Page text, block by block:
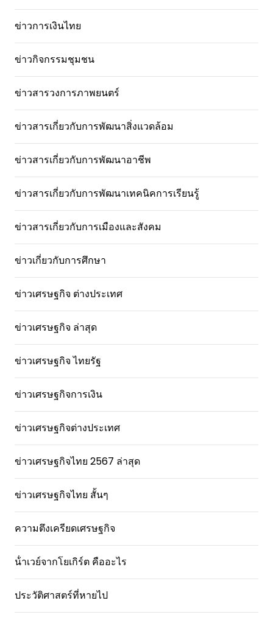
ข่าวการเงินไทย
ข่าวกิจกรรมชุมชน
ข่าวสารวงการภาพยนตร์
ข่าวสารเกี่ยวกับการพัฒนาสิ่งแวดล้อม
ข่าวสารเกี่ยวกับการพัฒนาอาชีพ
ข่าวสารเกี่ยวกับการพัฒนาเทคนิคการเรียนรู้
ข่าวสารเกี่ยวกับการเมืองและสังคม
ข่าวเกี่ยวกับการศึกษา
ข่าวเศรษฐกิจ ต่างประเทศ
ข่าวเศรษฐกิจ ล่าสุด
ข่าวเศรษฐกิจ ไทยรัฐ
ข่าวเศรษฐกิจการเงิน
ข่าวเศรษฐกิจต่างประเทศ
ข่าวเศรษฐกิจไทย 2567 ล่าสุด
ข่าวเศรษฐกิจไทย สั้นๆ
ความตึงเครียดเศรษฐกิจ
น้ําเวย์จากโยเกิร์ต คืออะไร
ประวัติศาสตร์ที่หายไป